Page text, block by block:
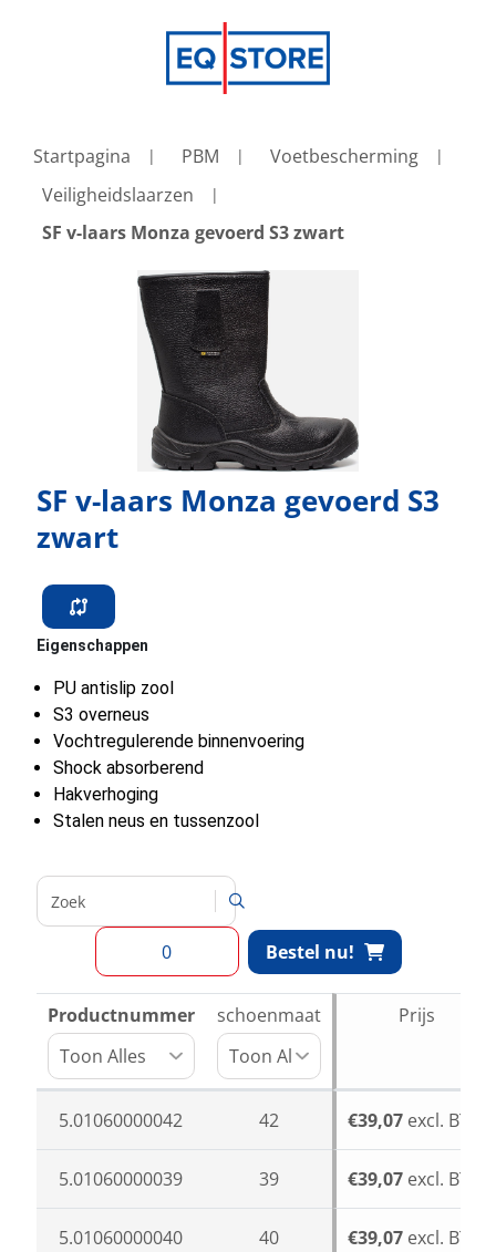
Startpagina PBM
Voetbescherming
Veiligheidslaarzen
SF v-laars Monza gevoerd S3 zwart
SF v-laars Monza gevoerd S3
zwart
Eigenschappen
PU antislip zool
S3 overneus
Vochtregulerende binnenvoering
Shock absorberend
Hakverhoging
Stalen neus en tussenzool
Bestel nu!
Productnummer schoenmaat Prijs
5.01060000042 42 €39,07excl. BTW
5.01060000039 39 €39,07excl. BTW
5.01060000040 40 €39,07excl. BTW